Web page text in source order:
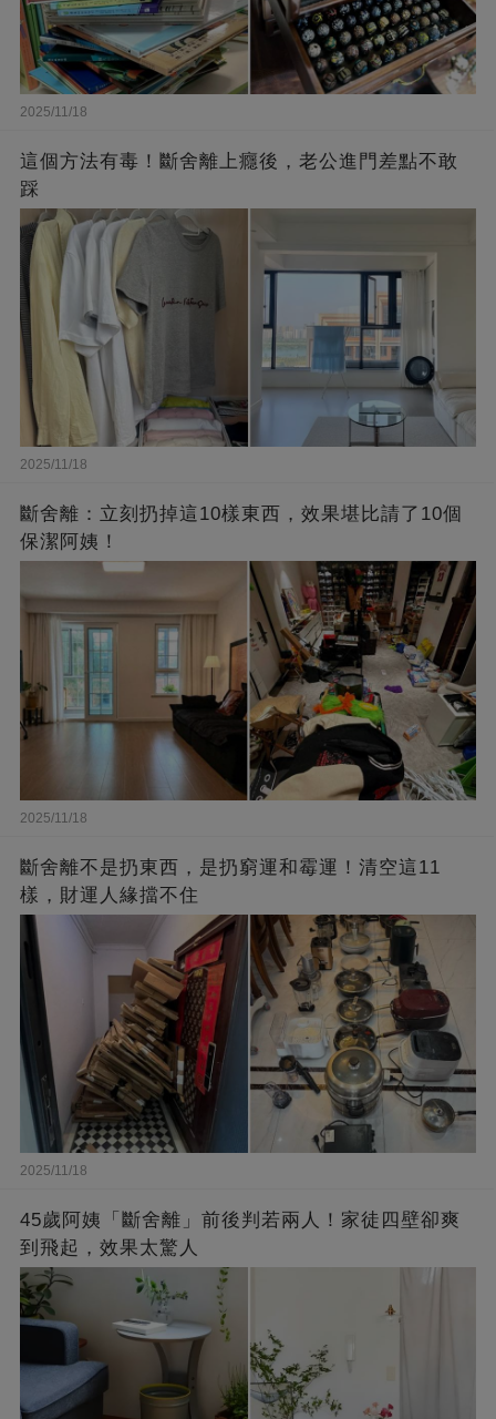
2025/11/18
這個方法有毒！斷舍離上癮後，老公進門差點不敢
踩
2025/11/18
斷舍離：立刻扔掉這10樣東西，效果堪比請了10個
保潔阿姨！
2025/11/18
斷舍離不是扔東西，是扔窮運和霉運！清空這11
樣，財運人緣擋不住
2025/11/18
45歲阿姨「斷舍離」前後判若兩人！家徒四壁卻爽
到飛起，效果太驚人